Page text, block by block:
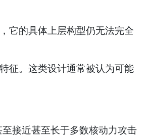
它的具体上层构型仍无法完全
征。这类设计通常被认为可能
接近甚至长于多数核动力攻击